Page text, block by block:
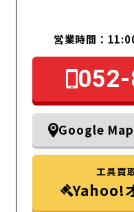
営業時間：
Google Map
工具買
Yahoo!